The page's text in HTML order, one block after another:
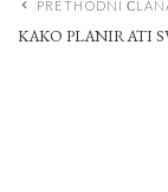
PRETHODNI
KAKO PLANIRATI